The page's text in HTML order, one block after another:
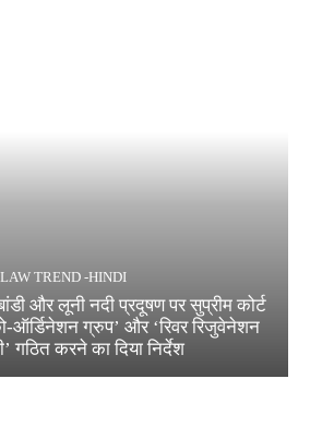
LAW TREND -HINDI
और लूनी नदी प्रदूषण पर सुप्रीम कोर्ट
ऑर्डिनेशन ग्रुप’ और ‘रिवर रिजुवेनेशन
गठित करने का दिया निर्देश